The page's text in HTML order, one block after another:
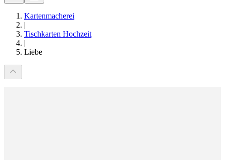
Kartenmacherei
|
Tischkarten Hochzeit
|
Liebe